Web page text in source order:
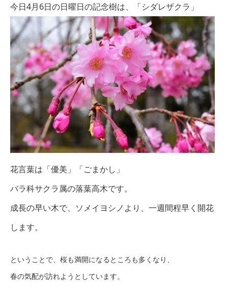
今日4月6日の日曜日の記念樹は、「シダレザクラ 」
花言葉は「優美」「ごまかし」
バラ科サクラ属の落葉高木です。
成長の早い木で、ソメイヨシノより、一週間程早く開花
します。
ということで、桜も満開になるところも多くなり、
春の気配が訪れようとしています。